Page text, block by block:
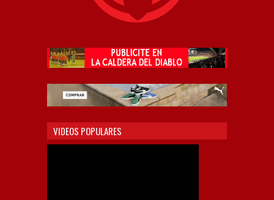
VIDEOS POPULARES